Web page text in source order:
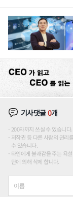
기사댓글0개
200자까지 쓰실 수 있습니
저작권 등 다른 사람의 권리
수 있습니다.
타인에게 불쾌감을 주는 욕
단에 의해 삭제 합니다.